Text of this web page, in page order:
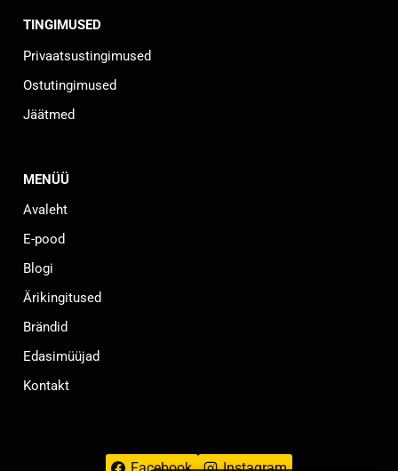
TINGIMUSED
Privaatsustingimused
Ostutingimused
Jäätmed
MENÜÜ
Avaleht
E-pood
Blogi
Ärikingitused
Brändid
Edasimüüjad
Kontakt